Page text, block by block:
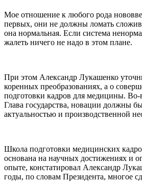
Мое отношение к любого рода
первых, они не должны ломать
она нормальная. Если система
жалеть ничего не надо в этом плане.
При этом Александр Лукашенко
коренных преобразованиях, а о
подготовки кадров для медицины.
Глава государства, новации должны
актуальностью и производственной
Школа подготовки медицинских
основана на научных достижениях и
опыте, констатировал Александр
годы, по словам Президента, многое